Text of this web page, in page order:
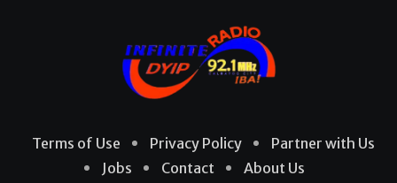
Terms of Use Privacy Policy
Partner with Us
Jobs
Contact About Us